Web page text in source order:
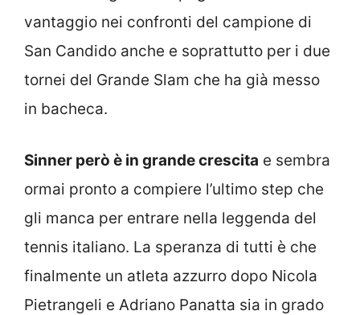
vantaggio nei confronti del campione di
San Candido anche e soprattutto per i due
tornei del Grande Slam che ha già messo
in bacheca.
Sinner però è in grande crescita e sembra
ormai pronto a compiere l’ultimo step che
gli manca per entrare nella leggenda del
tennis italiano. La speranza di tutti è che
finalmente un atleta azzurro dopo Nicola
Pietrangeli e Adriano Panatta sia in grado